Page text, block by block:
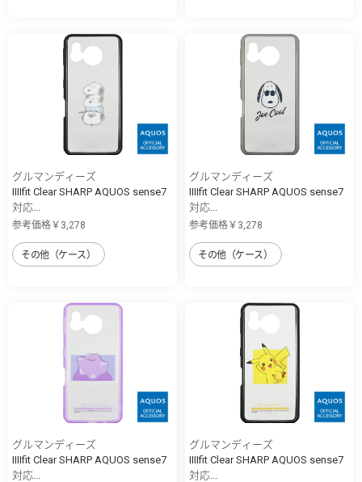
グルマンディーズ
IIIIfit Clear SHARP AQUOS sense7
対応...
参考価格￥3,278
その他（ケース）
グルマンディーズ
IIIIfit Clear SHARP AQUOS sense7
対応...
参考価格￥3,278
その他（ケース）
グルマンディーズ
IIIIfit Clear SHARP AQUOS sense7
対応...
グルマンディーズ
IIIIfit Clear SHARP AQUOS sense7
対応...